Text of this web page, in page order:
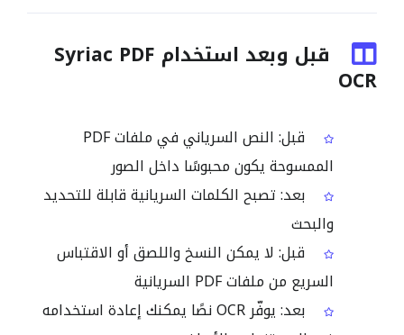
قبل وبعد استخدام Syriac PDF
OCR
قبل: النص السرياني في ملفات PDF
الممسوحة يكون محبوسًا داخل الصور
بعد: تصبح الكلمات السريانية قابلة للتحديد
والبحث
قبل: لا يمكن النسخ واللصق أو الاقتباس
السريع من ملفات PDF السريانية
بعد: يوفّر OCR نصًا يمكنك إعادة استخدامه